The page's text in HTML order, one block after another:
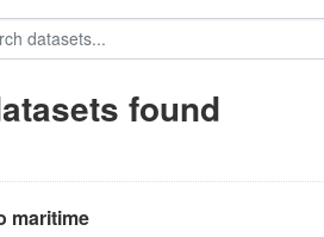
found
maritime